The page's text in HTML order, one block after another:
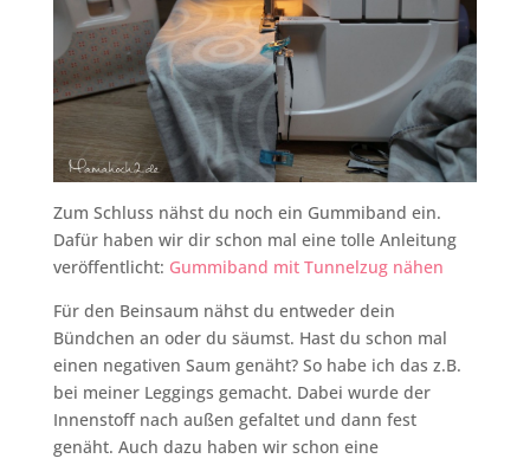
Zum Schluss nähst du noch ein Gummiband ein.
Dafür haben wir dir schon mal eine tolle Anleitung
veröffentlicht: Gummiband mit Tunnelzug nähen
Für den Beinsaum nähst du entweder dein
Bündchen an oder du säumst. Hast du schon mal
einen negativen Saum genäht? So habe ich das z.B.
bei meiner Leggings gemacht. Dabei wurde der
Innenstoff nach außen gefaltet und dann fest
genäht. Auch dazu haben wir schon eine